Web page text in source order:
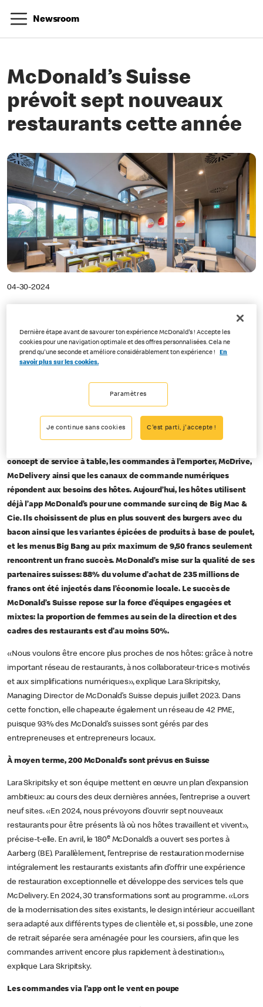
Newsroom
McDonald’s Suisse
prévoit sept nouveaux
restaurants cette année
04-30-2024
Une commande sur cinq effectuée via l’app
McDonald’s Suisse prévoit sept
nouveaux restaurants cette
Crissier, le 30 avril 2024 –En 2023, McDonald’s Suisse et ses
franchisé·e·s ont été encore plus proches de leurs hôtes: avec
concept de service à table, les commandes à l’emporter, McDrive,
McDelivery ainsi que les canaux de commande numériques
répondent aux besoins des hôtes. Aujourd’hui, les hôtes utilisent
déjà l’app McDonald’s pour une commande sur cinq de Big Mac &
Cie. Ils choisissent de plus en plus souvent des burgers avec du
bacon ainsi que les variantes épicées de produits à base de poulet,
et les menus Big Bang au prix maximum de 9,50 francs seulement
rencontrent un franc succès. McDonald’s mise sur la qualité de ses
partenaires suisses: 88% du volume d’achat de 235 millions de
francs ont été injectés dans l’économie locale. Le succès de
McDonald’s Suisse repose sur la force d’équipes engagées et
mixtes: la proportion de femmes au sein de la direction et des
cadres des restaurants est d’au moins 50%.
«Nous voulons être encore plus proches de nos hôtes: grâce à notre
important réseau de restaurants, à nos collaborateur·trice·s motivés
et aux simplifications numériques», explique Lara Skripitsky,
Managing Director de McDonald’s Suisse depuis juillet 2023. Dans
cette fonction, elle chapeaute également un réseau de 42 PME,
puisque 93% des McDonald’s suisses sont gérés par des
entrepreneuses et entrepreneurs locaux.
À moyen terme, 200 McDonald’s sont prévus en Suisse
Lara Skripitsky et son équipe mettent en œuvre un plan d’expansion
ambitieux: au cours des deux dernières années, l’entreprise a ouvert
neuf sites. «En 2024, nous prévoyons d’ouvrir sept nouveaux
restaurants pour être présents là où nos hôtes travaillent et vivent»,
précise-t-elle. En avril, le 180eMcDonald’s a ouvert ses portes à
Aarberg (BE). Parallèlement, l’entreprise de restauration modernise
intégralement les restaurants existants afin d’offrir une expérience
de restauration exceptionnelle et développe des services tels que
McDelivery. En 2024, 30 transformations sont au programme. «Lors
de la modernisation des sites existants, le design intérieur accueillant
sera adapté aux différents types de clientèle et, si possible, une zone
de retrait séparée sera aménagée pour les coursiers, afin que les
commandes arrivent encore plus rapidement à destination»,
explique Lara Skripitsky.
Les commandes via l’app ont le vent en poupe
Dernière étape avant de savourer ton expérience McDonald's ! Accepte les
cookies pour une navigation optimale et des offres personnalisées. Cela ne
prend qu'une seconde et améliore considérablement ton expérience !
En
savoir plus sur les cookies.
Paramètres
Je continue sans cookies C'est parti, j'accepte !